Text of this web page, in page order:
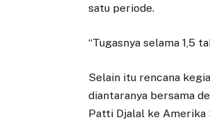
satu periode.
“Tugasnya selama 1,5
Selain itu rencana
diantaranya bersama
Patti Djalal ke